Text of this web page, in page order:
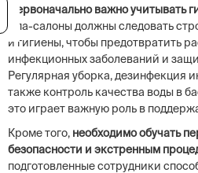
Первоначально важно учитывать
Спа-салоны должны следовать
и гигиены, чтобы предотвратить
инфекционных заболеваний и
Регулярная уборка, дезинфекция
также контроль качества воды в
это играет важную роль в
Кроме того, необходимо обучать
безопасности и экстренным
подготовленные сотрудники